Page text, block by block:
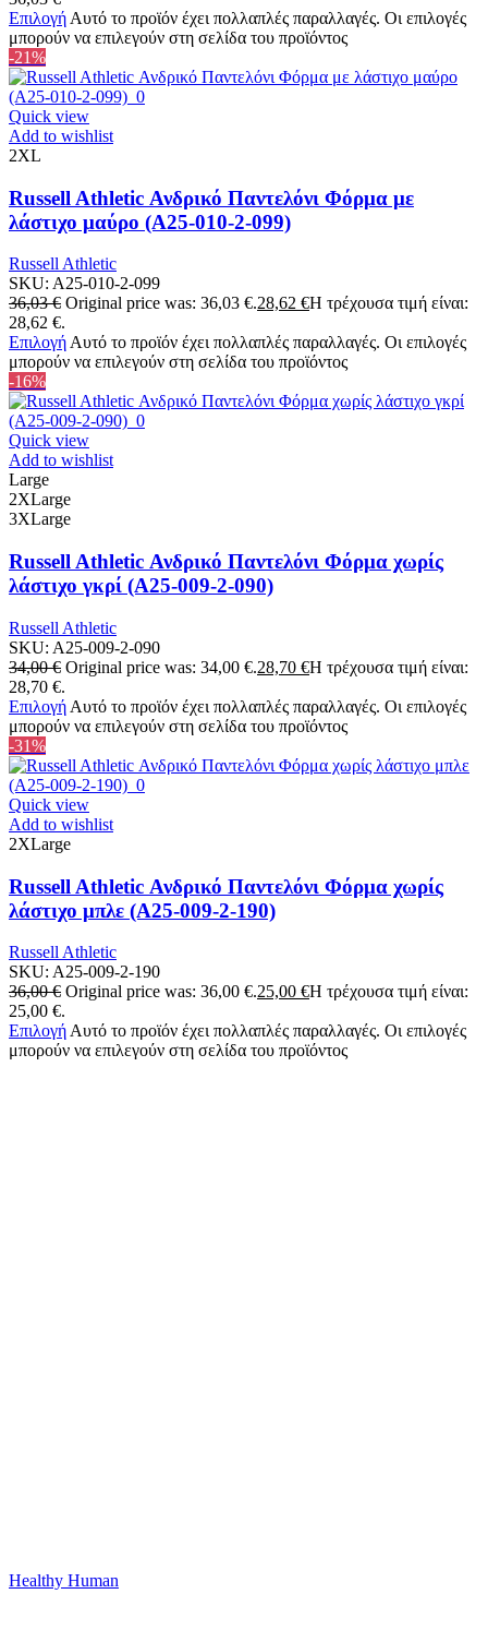
Επιλογή Αυτό το προϊόν έχει πολλαπλές παραλλαγές. Οι επιλογές
μπορούν να επιλεγούν στη σελίδα του προϊόντος
-21%
Quick view
Add to wishlist
2XL
Russell Athletic Ανδρικό Παντελόνι Φόρμα με
λάστιχο μαύρο (A25-010-2-099)
Russell Athletic
SKU: A25-010-2-099
36,03€ Original price was: 36,03 €.28,62 €Η τρέχουσα τιμή είναι:
28,62 €.
ΕπιλογήΑυτό το προϊόν έχει πολλαπλές παραλλαγές. Οι επιλογές
μπορούν να επιλεγούν στη σελίδα του προϊόντος
-16%
Quick view
Add to wishlist
Large
2XLarge
3XLarge
Russell Athletic Ανδρικό Παντελόνι Φόρμα χωρίς
λάστιχο γκρί (A25-009-2-090)
Russell Athletic
SKU: A25-009-2-090
34,00€ Original price was: 34,00 €.28,70 €Η τρέχουσα τιμή είναι:
28,70 €.
Επιλογή Αυτό το προϊόν έχει πολλαπλές παραλλαγές. Οι επιλογές
μπορούν να επιλεγούν στη σελίδα του προϊόντος
-31%
Quick view
Add to wishlist
2XLarge
Russell Athletic Ανδρικό Παντελόνι Φόρμα χωρίς
λάστιχο μπλε (A25-009-2-190)
Russell Athletic
SKU: A25-009-2-190
36,00€ Original price was: 36,00 €.25,00 €Η τρέχουσα τιμή είναι:
25,00 €.
Επιλογή Αυτό το προϊόν έχει πολλαπλές παραλλαγές. Οι επιλογές
μπορούν να επιλεγούν στη σελίδα του προϊόντος
Healthy Human